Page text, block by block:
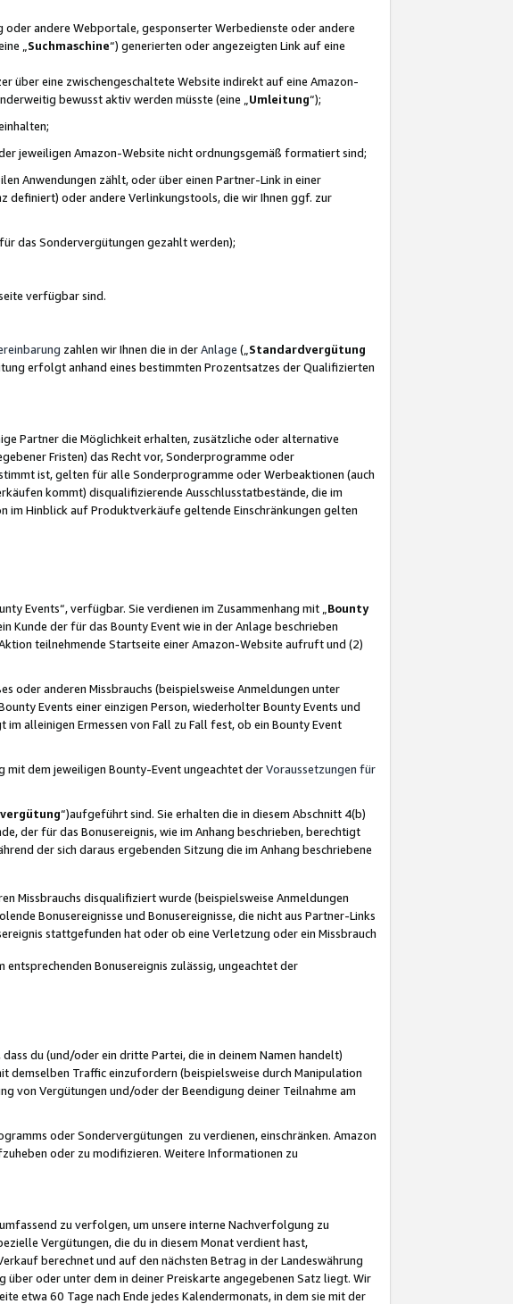
oder andere Webportale, gesponserter Werbedienste oder andere
„ Suchmaschine“) generierten oder angezeigten Link auf eine
über eine zwischengeschaltete Website indirekt auf eine Amazon-
bewusst aktiv werden müsste (eine „ Umleitung“);
jeweiligen Amazon-Website nicht ordnungsgemäß formatiert sind;
Anwendungen zählt, oder über einen Partner-Link in einer
definiert) oder andere Verlinkungstools, die wir Ihnen ggf. zur
das Sondervergütungen gezahlt werden);
verfügbar sind.
zahlen wir Ihnen die in derAnlage („ Standardvergütung
erfolgt anhand eines bestimmten Prozentsatzes der Qualifizierten
Partner die Möglichkeit erhalten, zusätzliche oder alternative
Fristen) das Recht vor, Sonderprogramme oder
ist, gelten für alle Sonderprogramme oder Werbeaktionen (auch
kommt) disqualifizierende Ausschlusstatbestände, die im
im Hinblick auf Produktverkäufe geltende Einschränkungen gelten
Events“, verfügbar. Sie verdienen im Zusammenhang mit „ Bounty
Kunde der für das Bounty Event wie in der Anlage beschrieben
teilnehmende Startseite einer Amazon-Website aufruft und (2)
oder anderen Missbrauchs (beispielsweise Anmeldungen unter
Events einer einzigen Person, wiederholter Bounty Events und
alleinigen Ermessen von Fall zu Fall fest, ob ein Bounty Event
mit dem jeweiligen Bounty-Event ungeachtet derVoraussetzungen für
“)aufgeführt sind. Sie erhalten die in diesem Abschnitt 4(b)
der für das Bonusereignis, wie im Anhang beschrieben, berechtigt
der sich daraus ergebenden Sitzung die im Anhang beschriebene
Missbrauchs disqualifiziert wurde (beispielsweise Anmeldungen
Bonusereignisse und Bonusereignisse, die nicht aus Partner-Links
stattgefunden hat oder ob eine Verletzung oder ein Missbrauch
Bonusereignis zulässig, ungeachtet der
du (und/oder ein dritte Partei, die in deinem Namen handelt)
demselben Traffic einzufordern (beispielsweise durch Manipulation
von Vergütungen und/oder der Beendigung deiner Teilnahme am
oder Sondervergütungen zu verdienen, einschränken. Amazon
oder zu modifizieren. Weitere Informationen zu
zu verfolgen, um unsere interne Nachverfolgung zu
Vergütungen, die du in diesem Monat verdient hast,
berechnet und auf den nächsten Betrag in der Landeswährung
oder unter dem in deiner Preiskarte angegebenen Satz liegt. Wir
etwa 60 Tage nach Ende jedes Kalendermonats, in dem sie mit der